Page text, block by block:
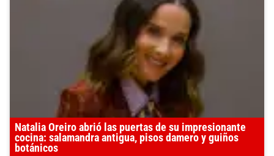
Natalia Oreiro abrió las puertas de su impresionante
cocina: salamandra antigua, pisos damero y guiños
botánicos